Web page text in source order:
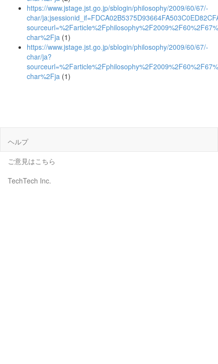
https://www.jstage.jst.go.jp/sblogin/philosophy/2009/60/67/-
char/
char%2Fja (1)
https://www.jstage.jst.go.jp/sblogin/philosophy/2009/60/67/-
char/ja?
char%2Fja (1)
ヘルプ
ご意見はこちら
TechTech Inc.